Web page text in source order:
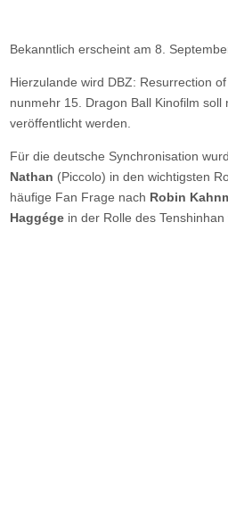
Bekanntlich erscheint am 8.
Hierzulande wird DBZ: Resurrection
nunmehr 15. Dragon Ball Kinofilm
veröffentlicht werden.
Für die deutsche Synchronisation
Nathan (Piccolo) in den wichtigsten
häufige Fan Frage nach Robin
Haggége in der Rolle des